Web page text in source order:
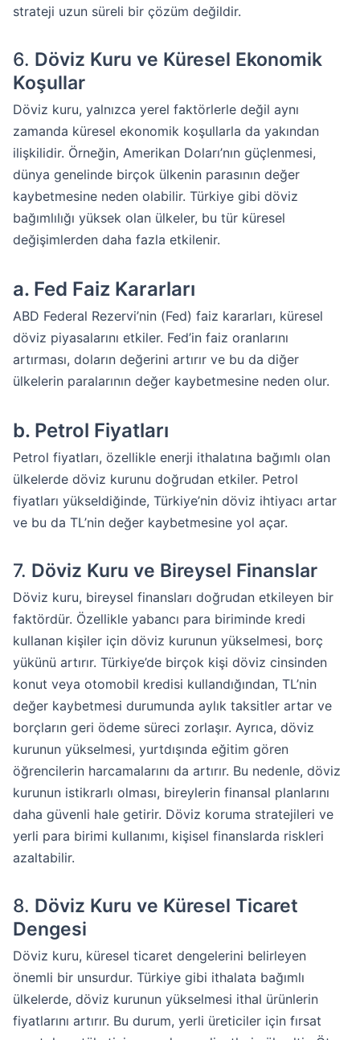
strateji uzun süreli bir çözüm değildir.
6. Döviz Kuru ve Küresel Ekonomik
Koşullar
Döviz kuru, yalnızca yerel faktörlerle değil aynı
zamanda küresel ekonomik koşullarla da yakından
ilişkilidir. Örneğin, Amerikan Doları’nın güçlenmesi,
dünya genelinde birçok ülkenin parasının değer
kaybetmesine neden olabilir. Türkiye gibi döviz
bağımlılığı yüksek olan ülkeler, bu tür küresel
değişimlerden daha fazla etkilenir.
a. Fed Faiz Kararları
ABD Federal Rezervi’nin (Fed) faiz kararları, küresel
döviz piyasalarını etkiler. Fed’in faiz oranlarını
artırması, doların değerini artırır ve bu da diğer
ülkelerin paralarının değer kaybetmesine neden olur.
b. Petrol Fiyatları
Petrol fiyatları, özellikle enerji ithalatına bağımlı olan
ülkelerde döviz kurunu doğrudan etkiler. Petrol
fiyatları yükseldiğinde, Türkiye’nin döviz ihtiyacı artar
ve bu da TL’nin değer kaybetmesine yol açar.
7. Döviz Kuru ve Bireysel Finanslar
Döviz kuru, bireysel finansları doğrudan etkileyen bir
faktördür. Özellikle yabancı para biriminde kredi
kullanan kişiler için döviz kurunun yükselmesi, borç
yükünü artırır. Türkiye’de birçok kişi döviz cinsinden
konut veya otomobil kredisi kullandığından, TL’nin
değer kaybetmesi durumunda aylık taksitler artar ve
borçların geri ödeme süreci zorlaşır. Ayrıca, döviz
kurunun yükselmesi, yurtdışında eğitim gören
öğrencilerin harcamalarını da artırır. Bu nedenle, döviz
kurunun istikrarlı olması, bireylerin finansal planlarını
daha güvenli hale getirir. Döviz koruma stratejileri ve
yerli para birimi kullanımı, kişisel finanslarda riskleri
azaltabilir.
8. Döviz Kuru ve Küresel Ticaret
Dengesi
Döviz kuru, küresel ticaret dengelerini belirleyen
önemli bir unsurdur. Türkiye gibi ithalata bağımlı
ülkelerde, döviz kurunun yükselmesi ithal ürünlerin
fiyatlarını artırır. Bu durum, yerli üreticiler için fırsat